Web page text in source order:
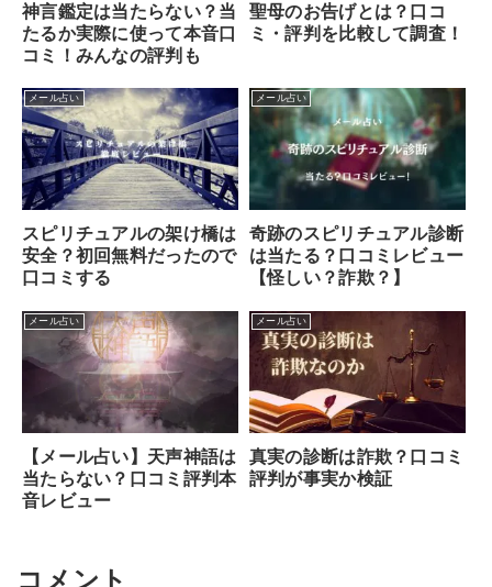
神言鑑定は当たらない？当
たるか実際に使って本音口
コミ！みんなの評判も
聖母のお告げとは？口コ
ミ・評判を比較して調査！
メール占い
スピリチュアルの架け橋は
安全？初回無料だったので
口コミする
メール占い
奇跡のスピリチュアル診断
は当たる？口コミレビュー
【怪しい？詐欺？】
メール占い
【メール占い】天声神語は
当たらない？口コミ評判本
音レビュー
メール占い
真実の診断は詐欺？口コミ
評判が事実か検証
コメント